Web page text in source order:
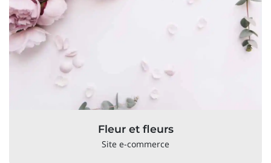
Fleur et fleurs
Site e-commerce